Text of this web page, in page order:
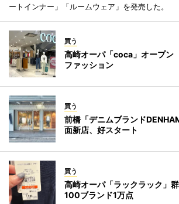
ートインナー」「ルームウェア」を発売した。
買う
高崎オーパ「coca」オープ
ファッション
買う
前橋「デニムブランド
面新店、好スタート
買う
高崎オーパ「ラックラック」
100ブランド1万点